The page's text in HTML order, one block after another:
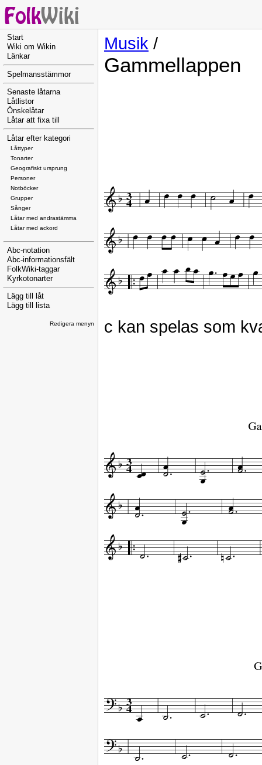
Start
Wiki om Wikin
Länkar
Spelmansstämmor
Senaste låtarna
Låtlistor
Önskelåtar
Låtar att fixa till
Låtar efter kategori
Låttyper
Tonarter
Geografiskt ursprung
Personer
Notböcker
Grupper
Sånger
Låtar med andrastämma
Låtar med ackord
Abc-notation
Abc-informationsfält
FolkWiki-taggar
Kyrkotonarter
Lägg till låt
Lägg till lista
Redigera menyn
Musik /
Gammellappen
c kan spelas som